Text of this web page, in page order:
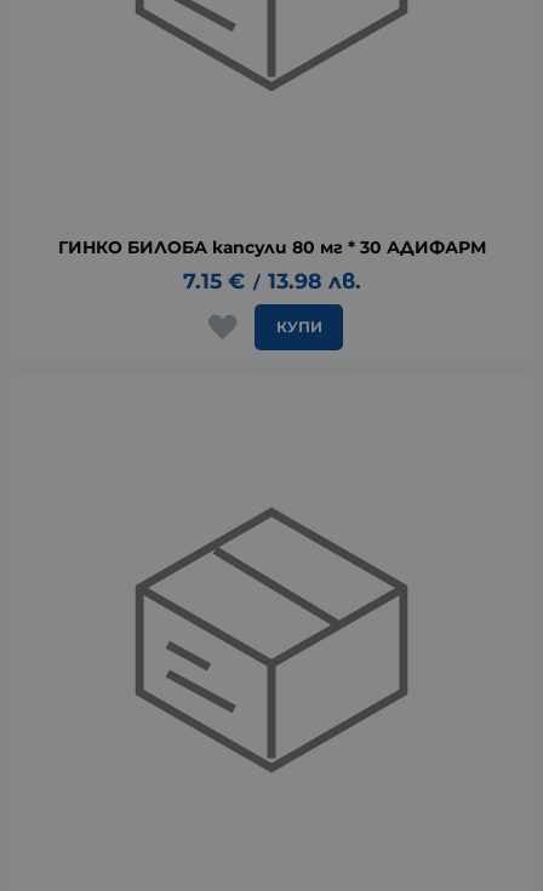
ГИНКО БИЛОБА капсули 80 мг * 30 АДИФАРМ
7.15 € / 13.98 лв.
КУПИ